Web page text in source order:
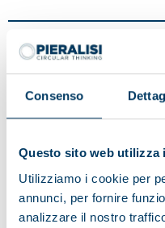
Consenso
Questo sito web utilizza
Utilizziamo i cookie per
annunci, per fornire
analizzare il nostro
Avoir lu l'avis d'information
Je donne mon
Aux activités de marketing
Je donne mon